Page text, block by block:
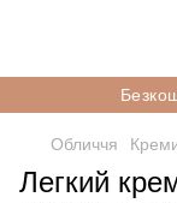
Обличчя
Легкий